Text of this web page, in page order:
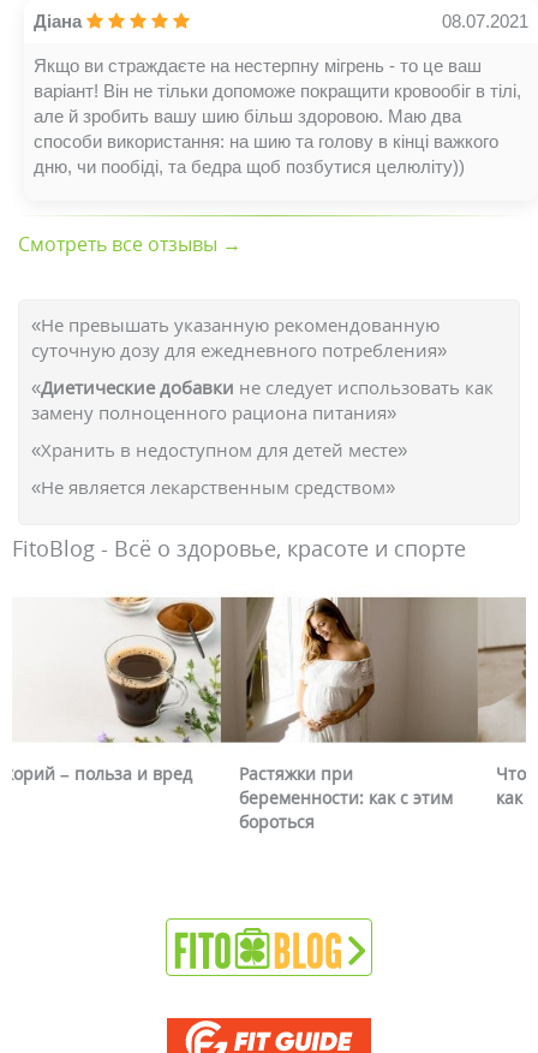
Діана 08.07.2021
Якщо ви страждаєте на нестерпну мігрень - то це ваш
варіант! Він не тільки допоможе покращити кровообіг в тілі,
але й зробить вашу шию більш здоровою. Маю два
способи використання: на шию та голову в кінці важкого
дню, чи пообіді, та бедра щоб позбутися целюліту))
Смотреть все отзывы →
«Не превышать указанную рекомендованную
суточную дозу для ежедневного потребления»
«Диетические добавки не следует использовать как
замену полноценного рациона питания»
«Хранить в недоступном для детей месте»
«Не является лекарственным средством»
FitoBlog - Всё о здоровье, красоте и спорте
Цикорий – польза и вред
Растяжки при
беременности: как с этим
бороться